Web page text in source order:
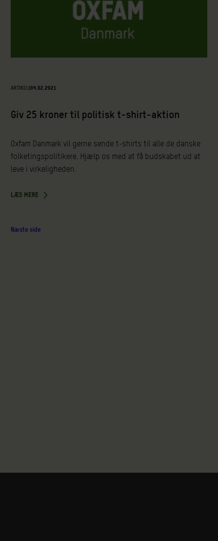
ARTIKEL|04.02.2021
Giv 25 kroner til politisk t-shirt-aktion
Oxfam Danmark vil gerne sende t-shirts til alle de danske
folketingspolitikere. Hjælp os med at få budskabet ud at
leve i virkeligheden.
LÆS MERE
Næste side